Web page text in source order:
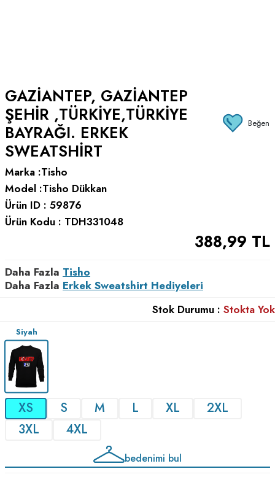
GAZIANTEP, GAZIANTEP
ŞEHIR ,TÜRKIYE,TÜRKIYE
BAYRAĞI. ERKEK
SWEATSHIRT
Beğen
Marka :Tisho
Model :Tisho Dükkan
Ürün ID : 59876
Ürün Kodu : TDH331048
388,99 TL
Daha Fazla Tisho
Daha Fazla Erkek Sweatshirt Hediyeleri
Stok Durumu : Stokta Yok
Siyah
XS S M L XL
2XL
3XL
4XL
bedenimi bul